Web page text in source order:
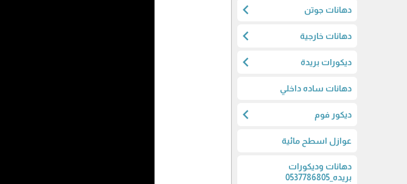
دهانات جوتن chevron_left
دهانات خارجية chevron_left
ديكورات بريدة chevron_left
دهانات ساده داخلي
ديكور فوم chevron_left
عوازل اسطح مائية
دهانات وديكورات
بريده_0537786805